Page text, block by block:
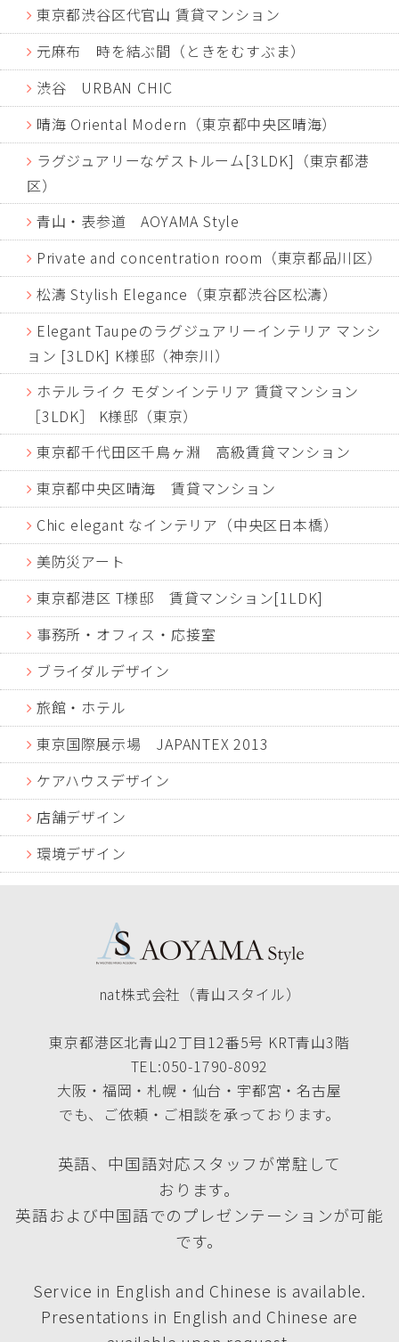
東京都渋谷区代官山 賃貸マンション
元麻布 時を結ぶ間（ときをむすぶま）
渋谷 URBAN CHIC
晴海 Oriental Modern（東京都中央区晴海）
ラグジュアリーなゲストルーム[3LDK]（東京都港
区）
青山・表参道 AOYAMA Style
Private and concentration room（東京都品川区）
松濤 Stylish Elegance（東京都渋谷区松濤）
Elegant Taupeのラグジュアリーインテリア マンシ
ョン [3LDK] K様邸（神奈川）
ホテルライク モダンインテリア 賃貸マンション
［3LDK］ K様邸（東京）
東京都千代田区千鳥ヶ淵 高級賃貸マンション
東京都中央区晴海 賃貸マンション
Chic elegant なインテリア（中央区日本橋）
美防災アート
東京都港区 T様邸 賃貸マンション[1LDK]
事務所・オフィス・応接室
ブライダルデザイン
旅館・ホテル
東京国際展示場 JAPANTEX 2013
ケアハウスデザイン
店舗デザイン
環境デザイン
nat株式会社（青山スタイル）
東京都港区北青山2丁目12番5号 KRT青山3階
TEL:050-1790-8092
大阪・福岡・札幌・仙台・宇都宮・名古屋
でも、ご依頼・ご相談を承っております。
英語、中国語対応スタッフが常駐して
おります。
英語および中国語でのプレゼンテーションが可能
です。
Service in English and Chinese is available.
Presentations in English and Chinese are